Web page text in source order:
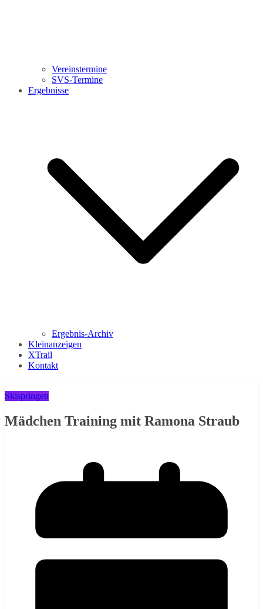
Vereinstermine
SVS-Termine
Ergebnisse
Ergebnis-Archiv
Kleinanzeigen
XTrail
Kontakt
Skispringen
Mädchen Training mit Ramona Straub